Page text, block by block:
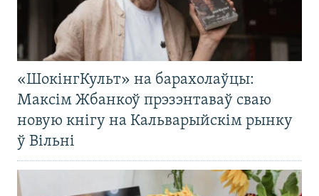
«ШокінгКульт» на барахолаўцы:
Максім Жбанкоў прэзэнтаваў сваю
новую кнігу на Кальварыйскім рынку
ў Вільні